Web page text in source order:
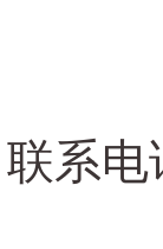
联系电